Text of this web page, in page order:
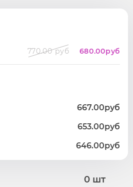
770.00 руб 680.00руб
667.00руб
653.00руб
646.00руб
0 шт